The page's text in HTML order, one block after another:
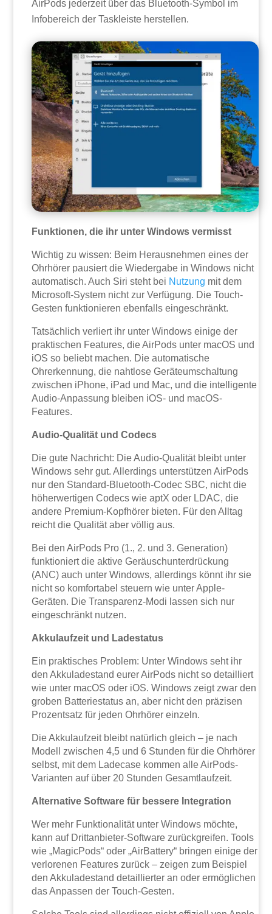
AirPods jederzeit über das Bluetooth-Symbol im
Infobereich der Taskleiste herstellen.
Funktionen, die ihr unter Windows vermisst
Wichtig zu wissen: Beim Herausnehmen eines der
Ohrhörer pausiert die Wiedergabe in Windows nicht
automatisch. Auch Siri steht bei Nutzung mit dem
Microsoft-System nicht zur Verfügung. Die Touch-
Gesten funktionieren ebenfalls eingeschränkt.
Tatsächlich verliert ihr unter Windows einige der
praktischen Features, die AirPods unter macOS und
iOS so beliebt machen. Die automatische
Ohrerkennung, die nahtlose Geräteumschaltung
zwischen iPhone, iPad und Mac, und die intelligente
Audio-Anpassung bleiben iOS- und macOS-
Features.
Audio-Qualität und Codecs
Die gute Nachricht: Die Audio-Qualität bleibt unter
Windows sehr gut. Allerdings unterstützen AirPods
nur den Standard-Bluetooth-Codec SBC, nicht die
höherwertigen Codecs wie aptX oder LDAC, die
andere Premium-Kopfhörer bieten. Für den Alltag
reicht die Qualität aber völlig aus.
Bei den AirPods Pro (1., 2. und 3. Generation)
funktioniert die aktive Geräuschunterdrückung
(ANC) auch unter Windows, allerdings könnt ihr sie
nicht so komfortabel steuern wie unter Apple-
Geräten. Die Transparenz-Modi lassen sich nur
eingeschränkt nutzen.
Akkulaufzeit und Ladestatus
Ein praktisches Problem: Unter Windows seht ihr
den Akkuladestand eurer AirPods nicht so detailliert
wie unter macOS oder iOS. Windows zeigt zwar den
groben Batteriestatus an, aber nicht den präzisen
Prozentsatz für jeden Ohrhörer einzeln.
Die Akkulaufzeit bleibt natürlich gleich – je nach
Modell zwischen 4,5 und 6 Stunden für die Ohrhörer
selbst, mit dem Ladecase kommen alle AirPods-
Varianten auf über 20 Stunden Gesamtlaufzeit.
Alternative Software für bessere Integration
Wer mehr Funktionalität unter Windows möchte,
kann auf Drittanbieter-Software zurückgreifen. Tools
wie „MagicPods“ oder „AirBattery“ bringen einige der
verlorenen Features zurück – zeigen zum Beispiel
den Akkuladestand detaillierter an oder ermöglichen
das Anpassen der Touch-Gesten.